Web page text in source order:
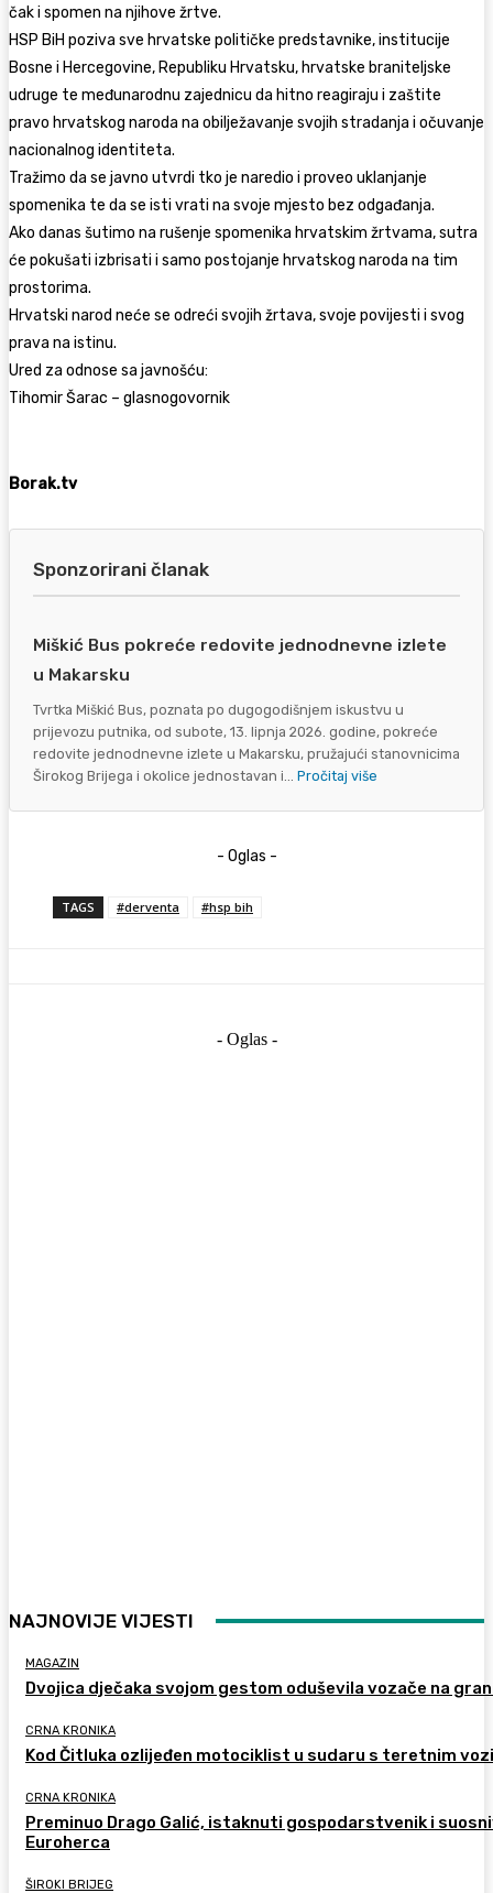
čak i spomen na njihove žrtve.
HSP BiH poziva sve hrvatske političke predstavnike, institucije
Bosne i Hercegovine, Republiku Hrvatsku, hrvatske braniteljske
udruge te međunarodnu zajednicu da hitno reagiraju i zaštite
pravo hrvatskog naroda na obilježavanje svojih stradanja i očuvanje
nacionalnog identiteta.
Tražimo da se javno utvrdi tko je naredio i proveo uklanjanje
spomenika te da se isti vrati na svoje mjesto bez odgađanja.
Ako danas šutimo na rušenje spomenika hrvatskim žrtvama, sutra
će pokušati izbrisati i samo postojanje hrvatskog naroda na tim
prostorima.
Hrvatski narod neće se odreći svojih žrtava, svoje povijesti i svog
prava na istinu.
Ured za odnose sa javnošću:
Tihomir Šarac – glasnogovornik
Borak.tv
Sponzorirani članak
Miškić Bus pokreće redovite jednodnevne izlete
u Makarsku
Tvrtka Miškić Bus, poznata po dugogodišnjem iskustvu u
prijevozu putnika, od subote, 13. lipnja 2026. godine, pokreće
redovite jednodnevne izlete u Makarsku, pružajući stanovnicima
Širokog Brijega i okolice jednostavan i... Pročitaj više
- Oglas -
TAGS #derventa #hsp bih
- Oglas -
NAJNOVIJE VIJESTI
MAGAZIN
Dvojica dječaka svojom gestom oduševila vozače na
CRNA KRONIKA
Kod Čitluka ozlijeđen motociklist u sudaru s teretnim
CRNA KRONIKA
Preminuo Drago Galić, istaknuti gospodarstvenik i
Euroherca
ŠIROKI BRIJEG